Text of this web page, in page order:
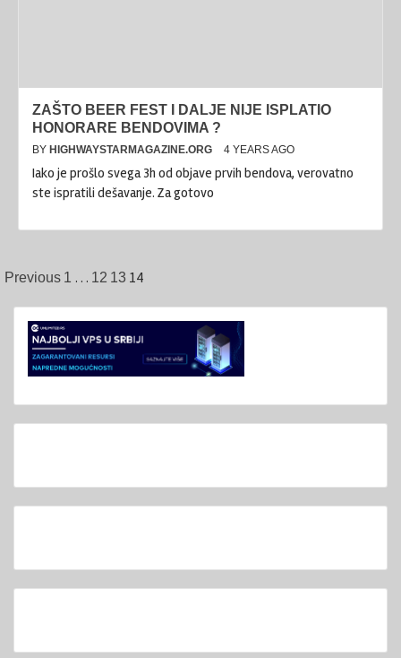
ZAŠTO BEER FEST I DALJE NIJE ISPLATIO
HONORARE BENDOVIMA ?
BY HIGHWAYSTARMAGAZINE.ORG 4 YEARS AGO
Iako je prošlo svega 3h od objave prvih bendova, verovatno
ste ispratili dešavanje. Za gotovo
Posts
pagination
Previous 1 … 12 13 14